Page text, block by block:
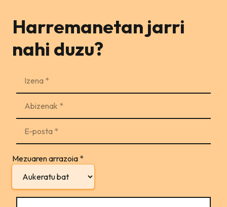
Harremanetan jarri
nahi duzu?
Mezuaren arrazoia *